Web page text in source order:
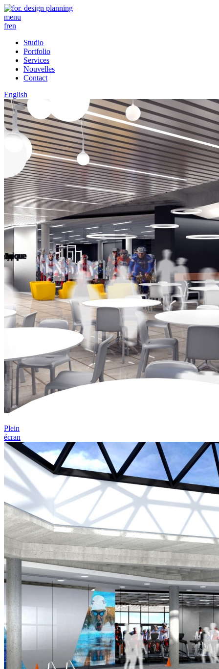
menu
fren
Studio
Portfolio
Services
Nouvelles
Contact
English
Plein
écran